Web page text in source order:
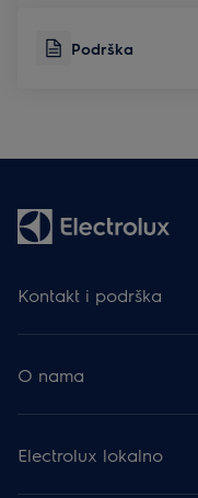
Podrška
Kontakt i podrška
Newsletter
Facebook
Instagram
Podrška
O nama
Karijera
Financijske informacije
Održivost
Electrolux lokalno